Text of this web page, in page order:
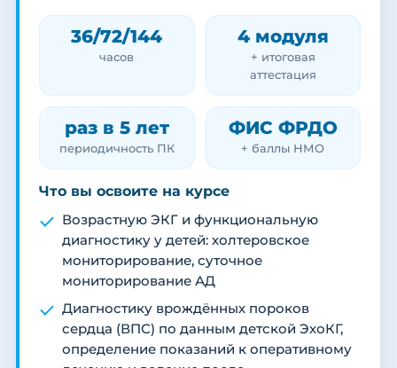
36/72/144
часов
4 модуля
+ итоговая
аттестация
раз в 5 лет
периодичность ПК
ФИС ФРДО
+ баллы НМО
Что вы освоите на курсе
Возрастную ЭКГ и функциональную
диагностику у детей: холтеровское
мониторирование, суточное
мониторирование АД
Диагностику врождённых пороков
сердца (ВПС) по данным детской ЭхоКГ,
определение показаний к оперативному